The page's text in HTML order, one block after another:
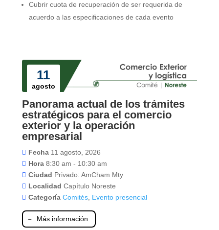
Cubrir cuota de recuperación de ser requerida de
acuerdo a las especificaciones de cada evento
11
agosto
Panorama actual de los trámites
estratégicos para el comercio
exterior y la operación
empresarial
Fecha 11 agosto, 2026
Hora 8:30 am - 10:30 am
Ciudad Privado: AmCham Mty
Localidad Capítulo Noreste
Categoría Comités, Evento presencial
Más información